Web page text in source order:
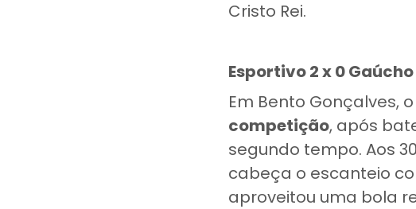
Cristo Rei.
Esportivo 2 x 0 Gaúcho
Em Bento Gonçalves, o
competição, após
segundo tempo. Aos
cabeça o escanteio
aproveitou uma bola